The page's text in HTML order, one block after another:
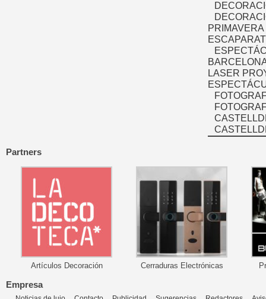
PRIMAVERA
LASER
Partners
Artículos Decoración Cerraduras Electrónicas
Empresa